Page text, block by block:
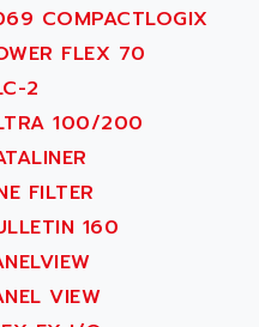
COMPACTLOGIX
FLEX 70
2
100/200
FILTER
160
VIEW